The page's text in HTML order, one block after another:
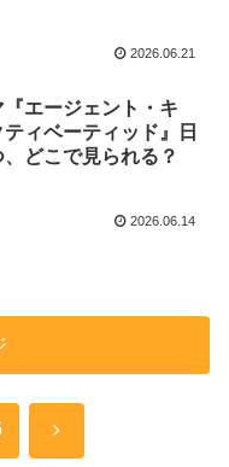
2026.06.21
エージェント・キ
ィベーティッド』日
どこで見られる？
2026.06.14
次